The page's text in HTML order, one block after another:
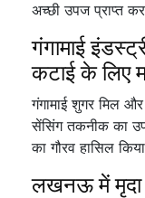
अच्छी उपज प्राप्त
गंगामाई
कटाई के लिए
गंगामाई शुगर मिल
सेंसिंग तकनीक का
का गौरव हासिल
लखनऊ में मृदा